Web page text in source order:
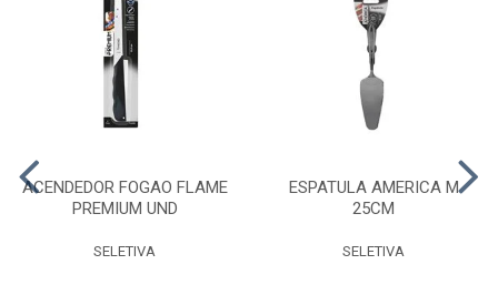
ACENDEDOR FOGAO FLAME
PREMIUM UND
SELETIVA
ESPATULA AMERICA M
25CM
SELETIVA